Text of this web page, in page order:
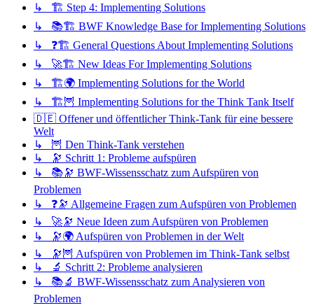
↳ 🏗️ Step 4: Implementing Solutions
↳ 📚🏗️ BWF Knowledge Base for Implementing Solutions
↳ ❓🏗️ General Questions About Implementing Solutions
↳ 🚀🏗️ New Ideas For Implementing Solutions
↳ 🏗️🌍 Implementing Solutions for the World
↳ 🏗️🦉 Implementing Solutions for the Think Tank Itself
🇩🇪 Offener und öffentlicher Think-Tank für eine bessere
Welt
↳ 🦉 Den Think-Tank verstehen
↳ 🔭 Schritt 1: Probleme aufspüren
↳ 📚🔭 BWF-Wissensschatz zum Aufspüren von
Problemen
↳ ❓🔭 Allgemeine Fragen zum Aufspüren von Problemen
↳ 🚀🔭 Neue Ideen zum Aufspüren von Problemen
↳ 🔭🌍 Aufspüren von Problemen in der Welt
↳ 🔭🦉 Aufspüren von Problemen im Think-Tank selbst
↳ 🔬 Schritt 2: Probleme analysieren
↳ 📚🔬 BWF-Wissensschatz zum Analysieren von
Problemen